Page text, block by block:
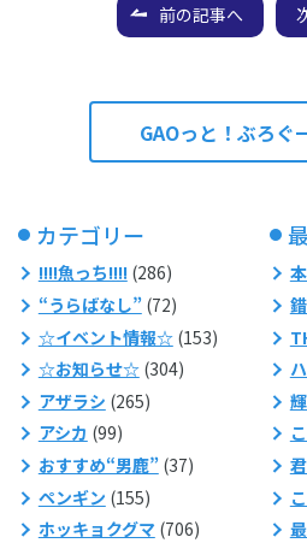
前の記事へ
GAOっと！ぶろぐ
カテゴリー
!!!!魚っち!!!!(286)
“うらばなし”(72)
☆イベント情報☆(153)
☆お知らせ☆(304)
アザラシ (265)
アシカ (99)
おすすめ“男鹿”(37)
ペンギン (155)
ホッキョクグマ (706)